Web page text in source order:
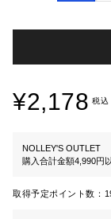
¥2,178 税込
NOLLEY'S OUTLET
購入合計金額4,990円
取得予定ポイント数：